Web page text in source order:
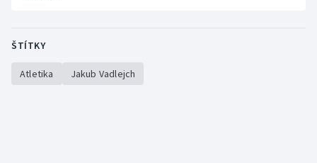
Ostatní
ŠTÍTKY
Atletika Jakub Vadlejch